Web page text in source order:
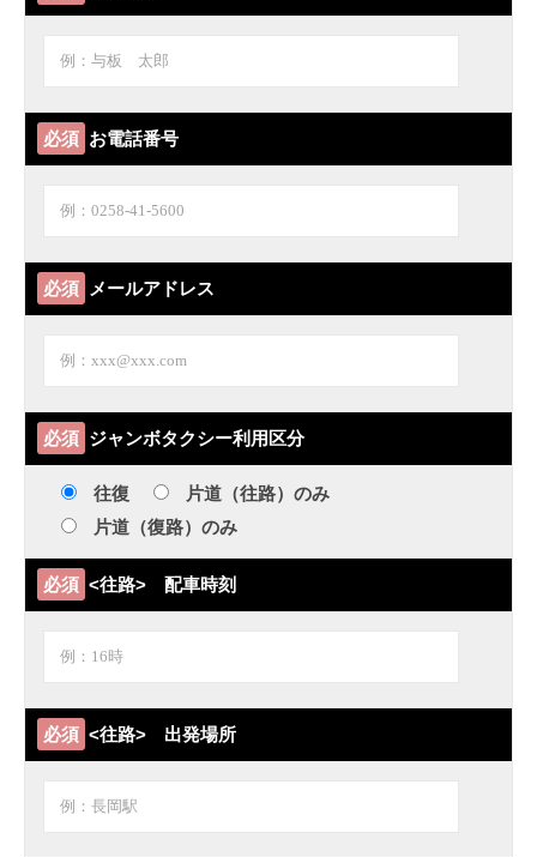
必須 お電話番号
必須 メールアドレス
必須 ジャンボタクシー利用区分
往復
片道（往路）のみ
片道（復路）のみ
必須 <往路> 配車時刻
必須 <往路> 出発場所